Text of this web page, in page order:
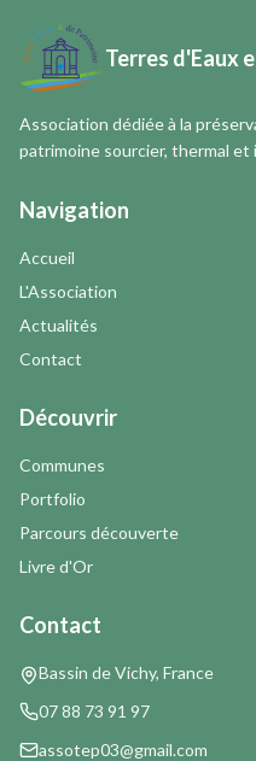
Terres d'Eaux
Association dédiée à la
patrimoine sourcier, thermal et
Navigation
Accueil
L'Association
Actualités
Contact
Découvrir
Communes
Portfolio
Parcours découverte
Livre d'Or
Contact
Bassin de Vichy, France
07 88 73 91 97
assotep03@gmail.com